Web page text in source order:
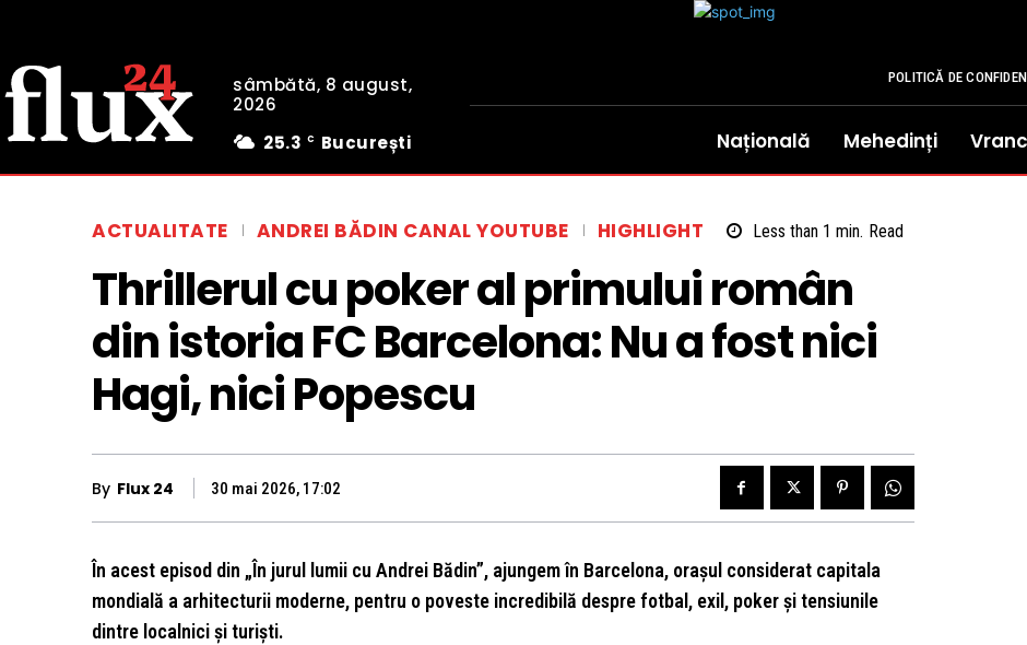
sâmbătă, 8 august,
2026
25.3 C București
POLITICĂ DE
Națională Mehedinți
ACTUALITATE ANDREI BĂDIN CANAL YOUTUBE HIGHLIGHT Less than 1 min. Read
Thrillerul cu poker al primului român
din istoria FC Barcelona: Nu a fost nici
Hagi, nici Popescu
By Flux 24 30 mai 2026, 17:02
În acest episod din „În jurul lumii cu Andrei Bădin”, ajungem în Barcelona, orașul considerat capitala
mondială a arhitecturii moderne, pentru o poveste incredibilă despre fotbal, exil, poker și tensiunile
dintre localnici și turiști.